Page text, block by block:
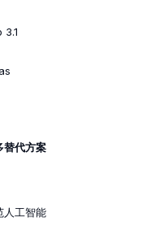
3.1
替代方案
人工智能